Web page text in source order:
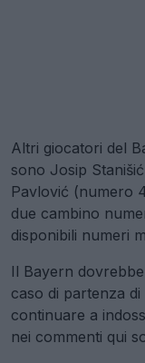
Altri giocatori del
sono Josip
Pavlović (numero
due cambino
disponibili numeri
Il Bayern
caso di partenza
continuare a
nei commenti qui